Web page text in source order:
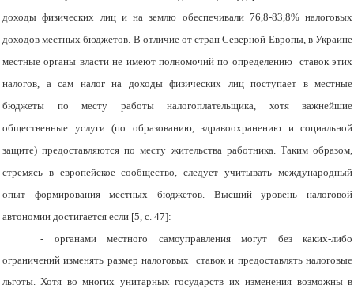
доходы физических лиц и на землю обеспечивали 76,8-83,8% налоговых
доходов местных бюджетов. В отличие от стран Северной Европы, в Украине
местные органы власти не имеют полномочий по определению ставок этих
налогов, а сам налог на доходы физических лиц поступает в местные
бюджеты по месту работы налогоплательщика, хотя важнейшие
общественные услуги (по образованию, здравоохранению и социальной
защите) предоставляются по месту жительства работника. Таким образом,
стремясь в европейское сообщество, следует учитывать международный
опыт формирования местных бюджетов. Высший уровень налоговой
автономии достигается если [5, с. 47]:
- органами местного самоуправления могут без каких-либо
ограничений изменять размер налоговых ставок и предоставлять налоговые
льготы. Хотя во многих унитарных государств их изменения возможны в